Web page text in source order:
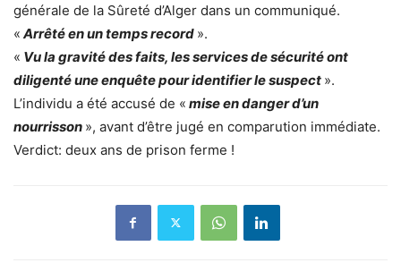
générale de la Sûreté d’Alger dans un communiqué.
« Arrêté en un temps record ».
« Vu la gravité des faits, les services de sécurité ont
diligenté une enquête pour identifier le suspect ».
L’individu a été accusé de « mise en danger d’un
nourrisson », avant d’être jugé en comparution immédiate.
Verdict: deux ans de prison ferme !